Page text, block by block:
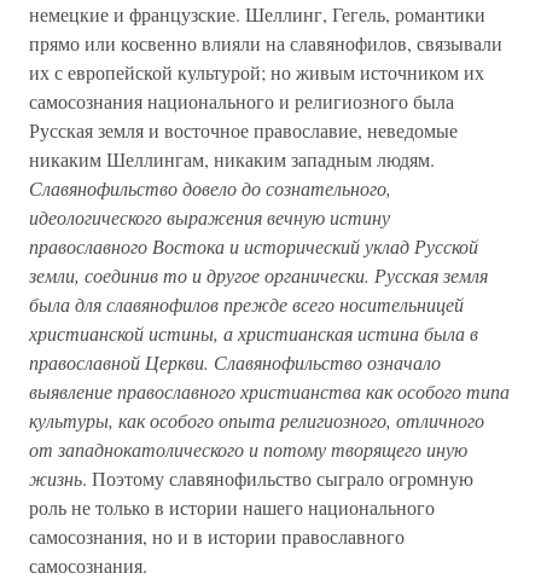
немецкие и французские. Шеллинг, Гегель, романтики
прямо или косвенно влияли на славянофилов, связывали
их с европейской культурой; но живым источником их
самосознания национального и религиозного была
Русская земля и восточное православие, неведомые
никаким Шеллингам, никаким западным людям.
Славянофильство довело до сознательного,
идеологического выражения вечную истину
православного Востока и исторический уклад Русской
земли, соединив то и другое органически. Русская земля
была для славянофилов прежде всего носительницей
христианской истины, а христианская истина была в
православной Церкви. Славянофильство означало
выявление православного христианства как особого типа
культуры, как особого опыта религиозного, отличного
от западнокатолического и потому творящего иную
жизнь. Поэтому славянофильство сыграло огромную
роль не только в истории нашего национального
самосознания, но и в истории православного
самосознания.